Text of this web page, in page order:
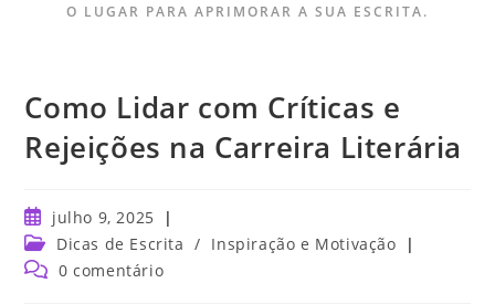
O LUGAR PARA APRIMORAR A SUA ESCRITA.
Como Lidar com Críticas e
Rejeições na Carreira Literária
julho 9, 2025
Dicas de Escrita / Inspiração e Motivação
0 comentário